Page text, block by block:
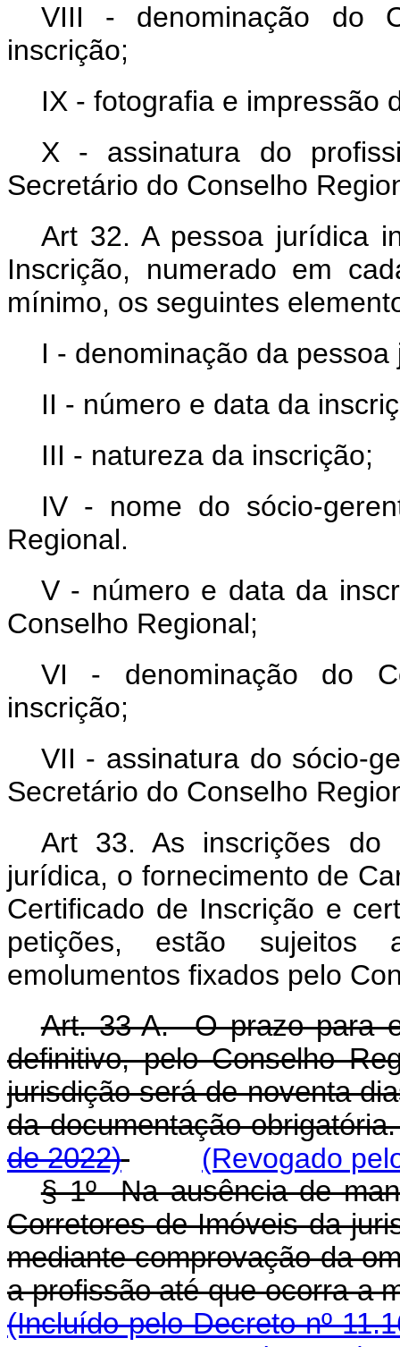
VIII - denominação do
inscrição;
IX - fotografia e impressão
X - assinatura do
Secretário do Conselho
Art 32. A pessoa jurídica
Inscrição, numerado em
mínimo, os seguintes
I - denominação da pessoa
II - número e data da
III - natureza da inscrição;
IV - nome do sócio-
Regional.
V - número e data da
Conselho Regional;
VI - denominação do
inscrição;
VII - assinatura do sócio-
Secretário do Conselho
Art 33. As inscrições do
jurídica, o fornecimento de
Certificado de Inscrição e
petições, estão
emolumentos fixados pelo
Art. 33-A. O prazo para
definitivo, pelo Conselho
jurisdição será de noventa
da documentação
de 2022)
(Revogado
§ 1º Na ausência de
Corretores de Imóveis da
mediante comprovação da
a profissão até que ocorra a
(Incluído pelo Decreto nº